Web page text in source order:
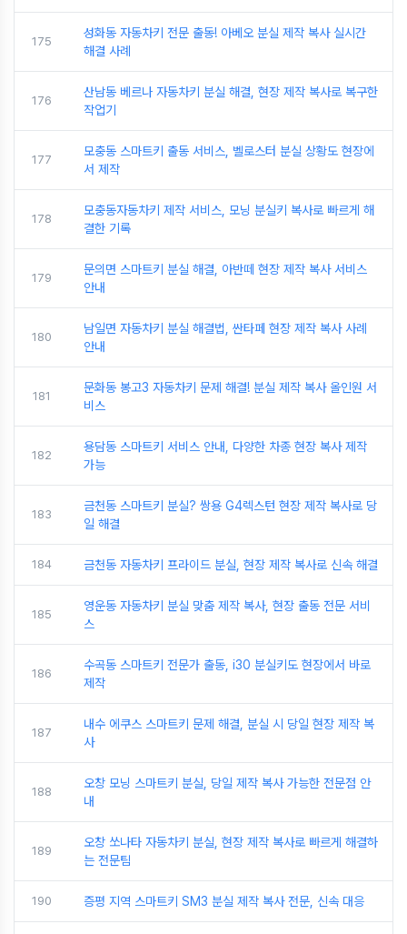
175
성화동 자동차키 전문 출동! 아베오 분실 제작 복사 실시간
해결 사례
176
산남동 베르나 자동차키 분실 해결, 현장 제작 복사로 복구한
작업기
177
모충동 스마트키 출동 서비스, 벨로스터 분실 상황도 현장에
서 제작
178
모충동자동차키 제작 서비스, 모닝 분실키 복사로 빠르게 해
결한 기록
179
문의면 스마트키 분실 해결, 아반떼 현장 제작 복사 서비스
안내
180
남일면 자동차키 분실 해결법, 싼타페 현장 제작 복사 사례
안내
181
문화동 봉고3 자동차키 문제 해결! 분실 제작 복사 올인원 서
비스
182
용담동 스마트키 서비스 안내, 다양한 차종 현장 복사 제작
가능
183
금천동 스마트키 분실? 쌍용 G4렉스턴 현장 제작 복사로 당
일 해결
184 금천동 자동차키 프라이드 분실, 현장 제작 복사로 신속 해결
185
영운동 자동차키 분실 맞춤 제작 복사, 현장 출동 전문 서비
스
186
수곡동 스마트키 전문가 출동, i30 분실키도 현장에서 바로
제작
187
내수 에쿠스 스마트키 문제 해결, 분실 시 당일 현장 제작 복
사
188
오창 모닝 스마트키 분실, 당일 제작 복사 가능한 전문점 안
내
189
오창 쏘나타 자동차키 분실, 현장 제작 복사로 빠르게 해결하
는 전문팀
190 증평 지역 스마트키 SM3 분실 제작 복사 전문, 신속 대응